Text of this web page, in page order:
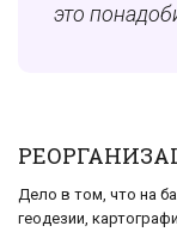
это
Дело в том, что на
геодезии,